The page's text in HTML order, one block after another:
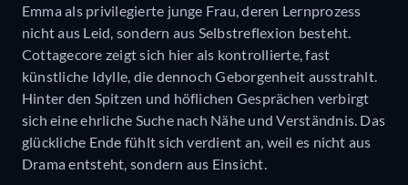
Emma als privilegierte junge Frau, deren Lernprozess
nicht aus Leid, sondern aus Selbstreflexion besteht.
Cottagecore zeigt sich hier als kontrollierte, fast
künstliche Idylle, die dennoch Geborgenheit ausstrahlt.
Hinter den Spitzen und höflichen Gesprächen verbirgt
sich eine ehrliche Suche nach Nähe und Verständnis. Das
glückliche Ende fühlt sich verdient an, weil es nicht aus
Drama entsteht, sondern aus Einsicht.